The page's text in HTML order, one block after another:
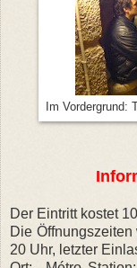
Im Vordergrund:
Der Eintritt kostet
Die
20 Uhr, letzter